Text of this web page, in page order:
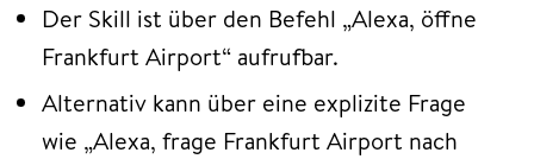
Der Skill ist über den Befehl „Alexa, öffne
Frankfurt Airport“ aufrufbar.
Alternativ kann über eine explizite Frage
wie „Alexa, frage Frankfurt Airport nach